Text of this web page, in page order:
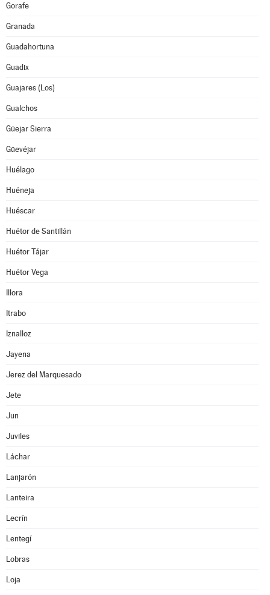
Gorafe
Granada
Guadahortuna
Guadix
Guajares (Los)
Gualchos
Güejar Sierra
Güevéjar
Huélago
Huéneja
Huéscar
Huétor de Santillán
Huétor Tájar
Huétor Vega
Illora
Itrabo
Iznalloz
Jayena
Jerez del Marquesado
Jete
Jun
Juviles
Láchar
Lanjarón
Lanteira
Lecrín
Lentegí
Lobras
Loja